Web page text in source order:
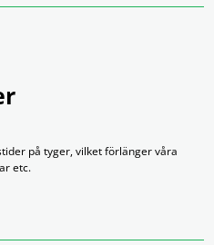
på tyger, vilket förlänger våra
etc.